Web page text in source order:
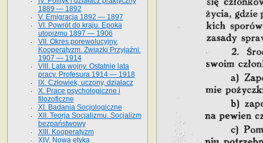
1889 — 1892
V. Emigracja 1892 — 1897
VI. Powrót do kraju. Epoka
utopizmu 1897 — 1906
VII. Okres porewolucyjny.
Kooperatyzm. Związki Przyjaźni.
1907 — 1914
VIII. Lata wojny. Ostatnie lata
pracy. Profesura 1914 — 1918
IX. Człowiek, uczony, działacz
X. Prace psychologiczne i
filozoficzne
XI. Badania Socjologiczne
XII. Teorja Socjalizmu. Socjalizm
bezpaństwowy
XIII. Kooperatyzm
XIV. Nowa etyka